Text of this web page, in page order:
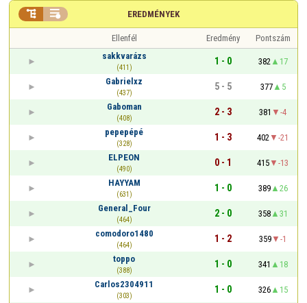
EREDMÉNYEK
 
Ellenfél Eredmény
Pontszám
sakkvarázs
(411)
1 - 0 382
17
Gabrielxz
(437)
5 - 5 377
5
Gaboman
(408)
2 - 3 381
-4
pepepépé
(328)
1 - 3 402
-21
ELPEON
(490)
0 - 1 415
-13
HAYYAM
(631)
1 - 0 389
26
General_Four
(464)
2 - 0 358
31
comodoro1480
(464)
1 - 2 359
-1
toppo
(388)
1 - 0 341
18
Carlos2304911
(303)
1 - 0 326
15